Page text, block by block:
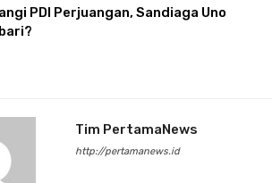
PDI Perjuangan, Sandiaga Uno
Tim PertamaNews
http://pertamanews.id